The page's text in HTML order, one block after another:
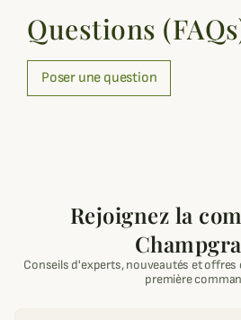
Questions
Poser une question
Rejoignez la
Conseils d'experts, nouveautés et
première